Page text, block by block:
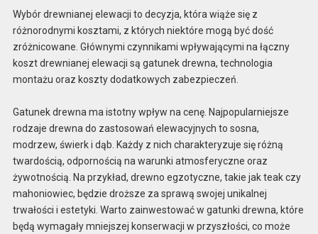
Wybór drewnianej elewacji to decyzja, która wiąże się z
różnorodnymi kosztami, z których niektóre mogą być dość
zróżnicowane. Głównymi czynnikami wpływającymi na łączny
koszt drewnianej elewacji są gatunek drewna, technologia
montażu oraz koszty dodatkowych zabezpieczeń.
Gatunek drewna ma istotny wpływ na cenę. Najpopularniejsze
rodzaje drewna do zastosowań elewacyjnych to sosna,
modrzew, świerk i dąb. Każdy z nich charakteryzuje się różną
twardością, odpornością na warunki atmosferyczne oraz
żywotnością. Na przykład, drewno egzotyczne, takie jak teak czy
mahoniowiec, będzie droższe za sprawą swojej unikalnej
trwałości i estetyki. Warto zainwestować w gatunki drewna, które
będą wymagały mniejszej konserwacji w przyszłości, co może